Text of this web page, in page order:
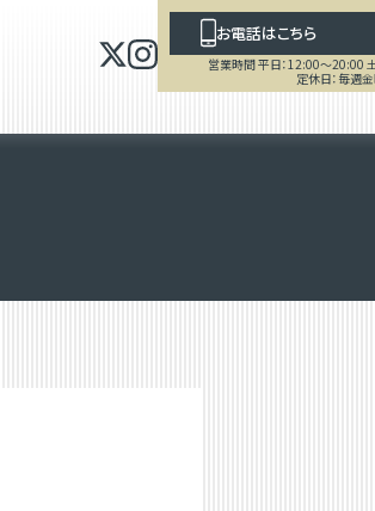
お電話はこちら
営業時間 平日：12:00～20:00
定休日：毎週